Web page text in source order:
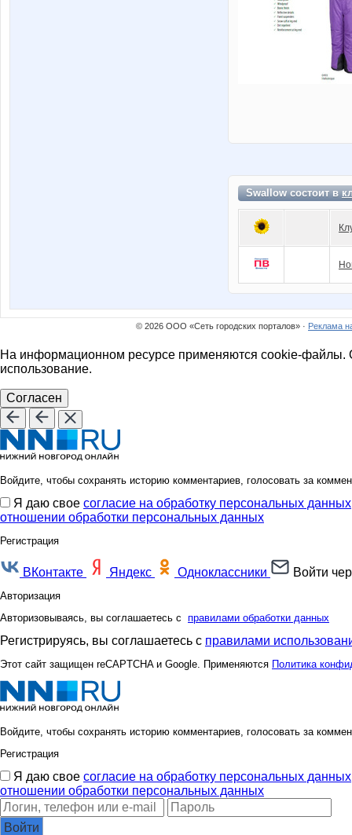
Swallow состоит в
© 2026 ООО «Сеть городских порталов» · Реклама
На информационном ресурсе применяются cookie-файлы.
использование.
Согласен
Войдите, чтобы сохранять историю комментариев, голосовать за
Я даю свое согласие на обработку персональных данных
отношении обработки персональных данных
Регистрация
ВКонтакте Яндекс Одноклассники Войти
Авторизация
Авторизовываясь, вы соглашаетесь с правилами обработки данных
Регистрируясь, вы соглашаетесь с правилами
Этот сайт защищен reCAPTCHA и Google. Применяются Политика
Войдите, чтобы сохранять историю комментариев, голосовать за
Регистрация
Я даю свое согласие на обработку персональных данных
отношении обработки персональных данных
Войти